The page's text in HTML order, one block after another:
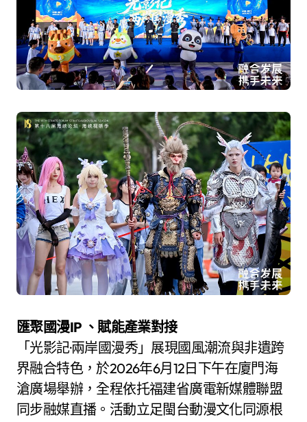
匯聚國漫IP 、賦能產業對接
「光影記·兩岸國漫秀」展現國風潮流與非遺跨
界融合特色，於2026年6月12日下午在廈門海
滄廣場舉辦，全程依托福建省廣電新媒體聯盟
同步融媒直播。活動立足閩台動漫文化同源根